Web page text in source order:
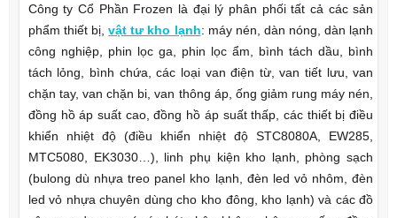
Công ty Cổ Phần Frozen là đại lý phân phối tất cả các sản
phẩm thiết bị,vật tư kho lạnh: máy nén, dàn nóng, dàn lạnh
công nghiệp, phin lọc ga, phin lọc ẩm, bình tách dầu, bình
tách lỏng, bình chứa, các loại van điện từ, van tiết lưu, van
chặn tay, van chặn bi, van thông áp, ống giảm rung máy nén,
đồng hồ áp suất cao, đồng hồ áp suất thấp, các thiết bị điều
khiển nhiệt độ (điều khiển nhiệt độ STC8080A, EW285,
MTC5080, EK3030…), linh phụ kiện kho lạnh, phòng sạch
(bulong dù nhựa treo panel kho lạnh, đèn led vỏ nhôm, đèn
led vỏ nhựa chuyên dùng cho kho đông, kho lạnh) và các đồ